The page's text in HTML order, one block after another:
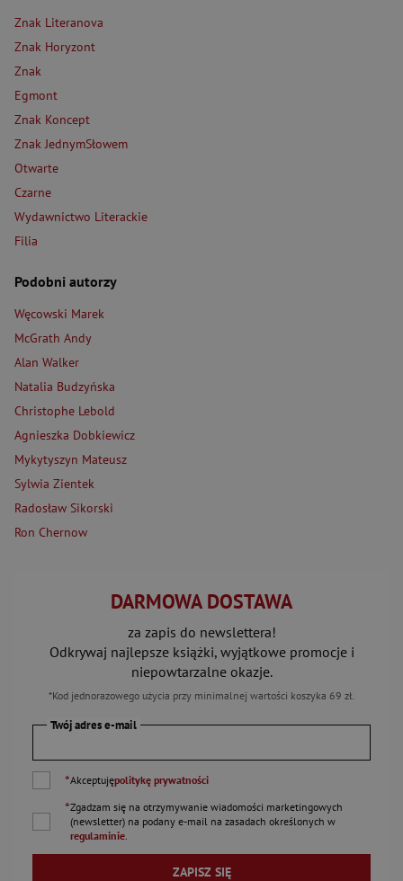
Znak Literanova
Znak Horyzont
Znak
Egmont
Znak Koncept
Znak JednymSłowem
Otwarte
Czarne
Wydawnictwo Literackie
Filia
Podobni autorzy
Węcowski Marek
McGrath Andy
Alan Walker
Natalia Budzyńska
Christophe Lebold
Agnieszka Dobkiewicz
Mykytyszyn Mateusz
Sylwia Zientek
Radosław Sikorski
Ron Chernow
DARMOWA DOSTAWA
za zapis do newslettera!
Odkrywaj najlepsze książki, wyjątkowe promocje i
niepowtarzalne okazje.
*Kod jednorazowego użycia przy minimalnej wartości koszyka 69 zł.
Twój adres e-mail
*Akceptujępolitykę prywatności
*Zgadzam się na otrzymywanie wiadomości marketingowych
(newsletter) na podany e-mail na zasadach określonych w
regulaminie.
ZAPISZ SIĘ